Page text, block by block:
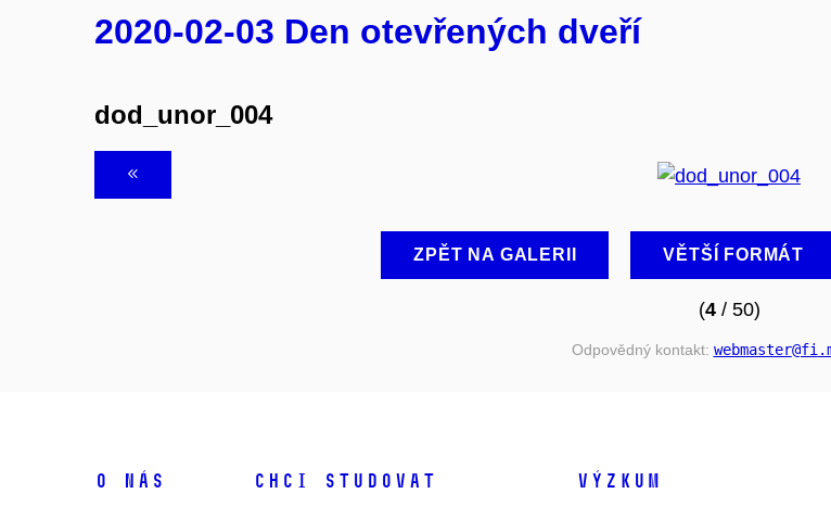
2020-02-03 Den otevřených dveří
dod_unor_004
ZPĚT NA GALERII VĚTŠÍ FORMÁT
(4/ 50)
Odpovědný kontakt: webmaster@fi
O NÁS CHCI STUDOVAT VÝZKUM